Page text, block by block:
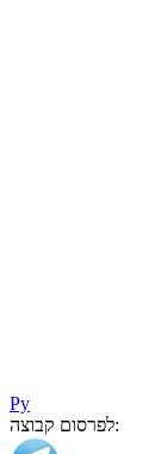
Ру
לפרסום קבוצה: